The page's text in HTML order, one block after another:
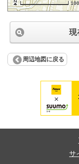
現
周辺地図に戻る
サ